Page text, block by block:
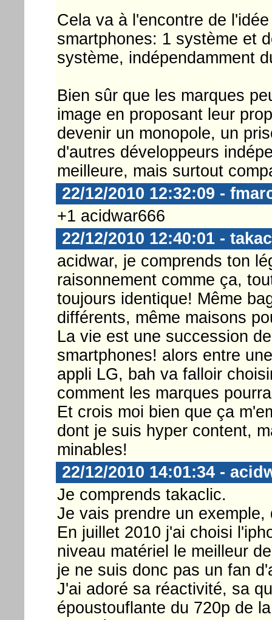
Cela va à l'encontre de
smartphones: 1 système et
système, indépendamment
Bien sûr que les marques
image en proposant leur
devenir un monopole, un
d'autres développeurs
meilleure, mais surtout
22/12/2010 12:32:09 -
+1 acidwar666
22/12/2010 12:40:01 -
acidwar, je comprends ton
raisonnement comme ça,
toujours identique! Même
différents, même maisons
La vie est une succession
smartphones! alors entre
appli LG, bah va falloir
comment les marques
Et crois moi bien que ça
dont je suis hyper content,
minables!
22/12/2010 14:01:34 -
Je comprends takaclic.
Je vais prendre un
En juillet 2010 j'ai choisi
niveau matériel le meilleur
je ne suis donc pas un fan
J'ai adoré sa réactivité, sa
époustouflante du 720p de